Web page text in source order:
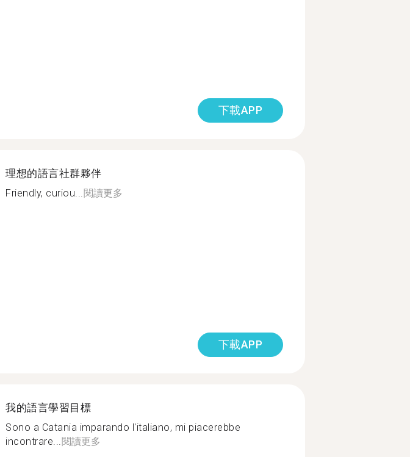
下載APP
理想的語言社群夥伴
Friendly, curiou...閱讀更多
下載APP
我的語言學習目標
Sono a Catania imparando l'italiano, mi piacerebbe
incontrare...閱讀更多